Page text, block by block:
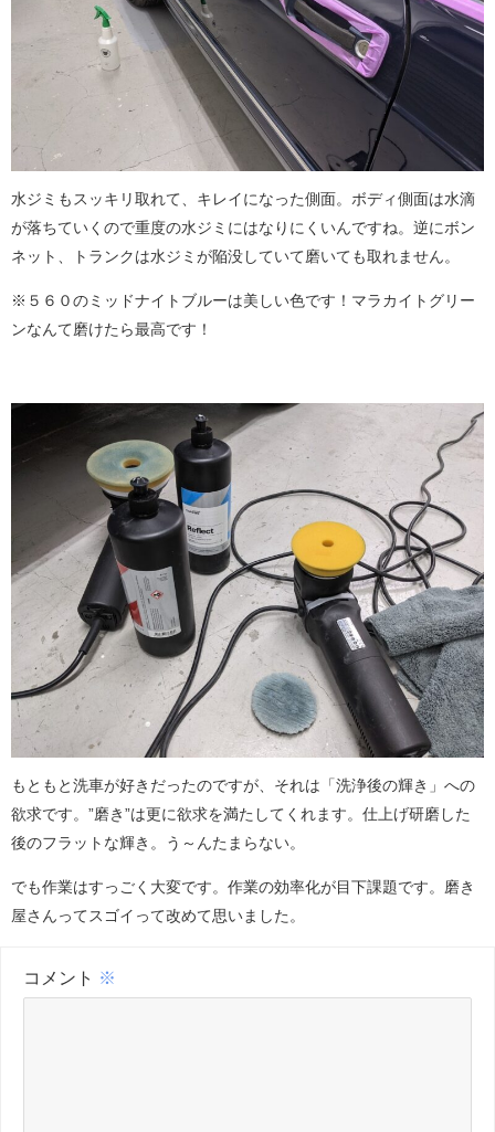
水ジミもスッキリ取れて、キレイになった側面。ボディ側面は水滴
が落ちていくので重度の水ジミにはなりにくいんですね。逆にボン
ネット、トランクは水ジミが陥没していて磨いても取れません。
※５６０のミッドナイトブルーは美しい色です！マラカイトグリー
ンなんて磨けたら最高です！
もともと洗車が好きだったのですが、それは「洗浄後の輝き」への
欲求です。”磨き”は更に欲求を満たしてくれます。仕上げ研磨した
後のフラットな輝き。う～んたまらない。
でも作業はすっごく大変です。作業の効率化が目下課題です。磨き
屋さんってスゴイって改めて思いました。
コメント ※